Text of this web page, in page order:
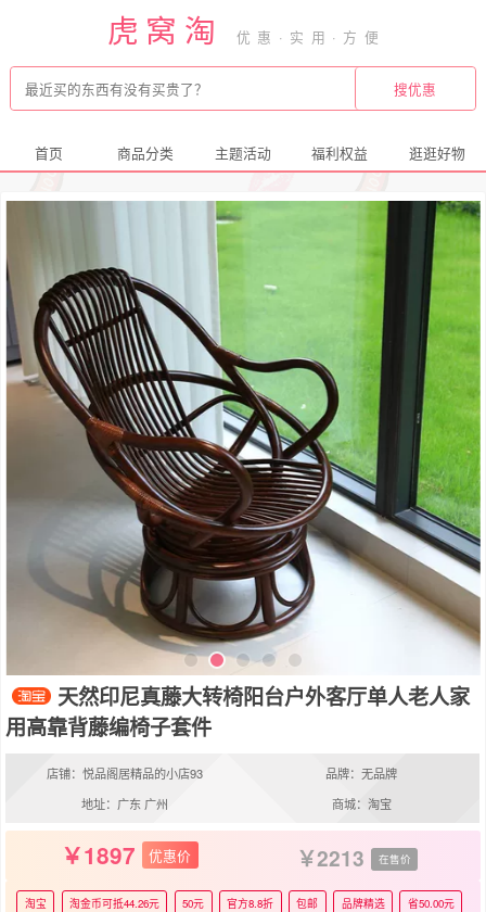
虎窝淘
首页 商品分类 主题活动 福利权益 逛逛好物
天然印尼真藤大转椅阳台户外客厅单人老人家
用高靠背藤编椅子套件
店铺：悦品阁居精品的小店93
品牌：无品牌
地址：广东 广州
商城：淘宝
1897 优惠价 2213 在售价
淘宝 淘金币可抵44.26元 50元 官方8.8折 包邮 品牌精选 省50.00元